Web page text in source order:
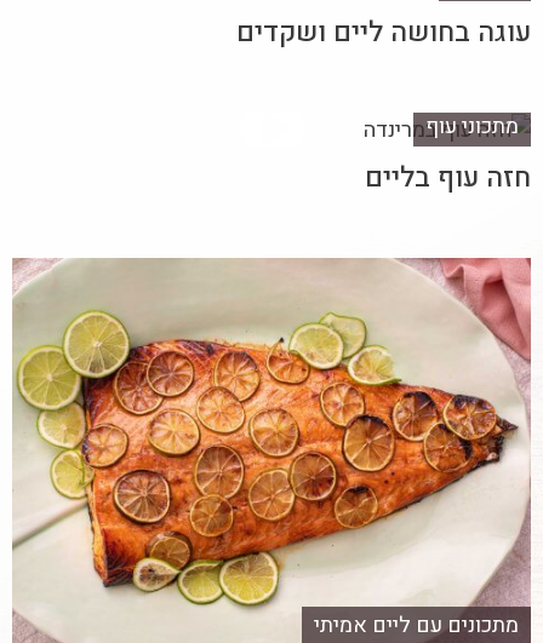
עוגה בחושה ליים ושקדים
מתכוני עוף
חזה עוף בליים
מתכונים עם ליים אמיתי